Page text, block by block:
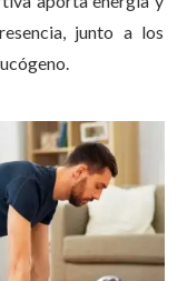
junto a los